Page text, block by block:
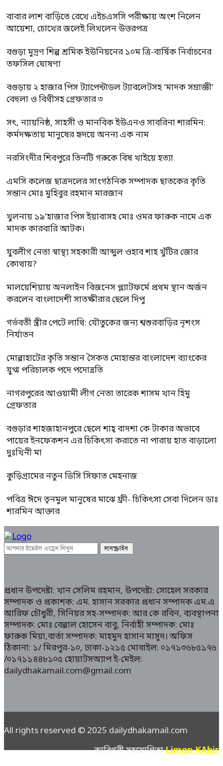
বাবার লাশ বাড়িতে রেখে এইচএসসি পরীক্ষায় অংশ নিলেন
আয়েশা, চোখের জলেই লিখলেন উত্তরপত্র
বগুড়া মুদ্রণ শিল্প শ্রমিক ইউনিয়নের ১০ম ত্রি-বার্ষিক নির্বাচনের
তফসিল ঘোষণা
বগুড়ায় ২ হাজার পিস ট্যাপেন্টাডল ট্যাবলেটসহ ‘মাদক সম্রাজ্ঞী’
বেহুলা ও বিথীসহ গ্রেফতার ৩
সৎ, ন্যায়নিষ্ঠ, সাহসী ও মানবিক ইউএনও সাবরিনা শারমিন:
কর্মদক্ষতায় মানুষের হৃদয়ে অনন্য এক নাম
নরসিংদীর শিবপুরে তিনটি গরুকে বিষ খাইয়ে হত্যা
এমসি কলেজ ছাত্রদলের সাংগঠনিক সম্পাদক ছাতকের কৃতি
সন্তান মোঃ মুহিবুর রহমান মারজান
খুলনায় ১৯’হাজার পিস ইয়াবাসহ মোঃ ওমর ফারুক নামে এক
মাদক কারবারি আটক।
যুবলীগ নেতা স্বাস্থ্য সহকারী আব্দুল ওহাব শাহ খুঁটির জোর
কোথায়?
মালয়েশিয়ায় অনলাইন বিজনেস প্ল্যাটফর্মে প্রথম স্থান অর্জন
করলেন বাংলাদেশী সাতক্ষীরার ছেলে দিপু
গর্ভবতী স্ত্রীর পেটে লাথি: যৌতুকের জন্য শ্বশুরবাড়ির নৃশংস
নির্যাতন
মোল্লাহাটের কৃতি সন্তান সৈকত মোহান্তর বাংলাদেশ ব্যাংকের
যুগ্ম পরিচালক পদে পদোন্নতি
নাগরপুরের আওয়ামী লীগ নেতা তারেক শাসম খান হিমু
গ্রেফতার
বগুড়ার শাহজাহানপুরে ছেলে শাহ্ বাদশা কে টাকার অভাবে
পায়ের ইনফেকশন এর চিকিৎসা করাতে না পারায় হাত বাড়ালো
দুঃখিনী মা
কুড়িগ্রামের নতুন ডিসি সিফাত মেহনাজ
পবিত্র ঈদে তৃনমুল মানুষের মাঝে ফ্রী- চিকিৎসা সেবা দিলেন ডাঃ
শারমিন আক্তার
প্রধান উপদেষ্টা: খান সেলিম রহমান, উপদেষ্টা: সোহেল সরকার
সম্পাদক ও প্রকাশক: এম. হাসান সরকার প্রধান সম্পাদক এম.এ
আরিফ চৌধুরী, সিনিয়র সহ-সম্পাদক: আর কে রবিন, ব্যবস্থাপনা
সম্পাদক: মোঃ বেল্লাল হোসেন বাবু, নির্বাহী সম্পাদক: মোঃ
ফারুক মিয়া,বার্তা সম্পাদক: মাহমুদ হাসান মাসুদ। অফিস
ঠিকানা: ১/ মিরপুর-১০, ঢাকা-১২১৫ মোবাইল: ০১৭১৩৬৮৫১৭৬
/০১৭১১৪৪৮১০৫ হোয়াটসঅ্যাপ ই-মেইল:
dailydhakamail.com@gmail.com
All rights reserved © 2025 dailydhakamail.com
কারিগরী সহযোগিতাLimon KAbir